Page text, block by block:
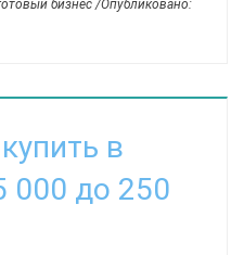
бизнес /Опубликовано:
в
000 до 250